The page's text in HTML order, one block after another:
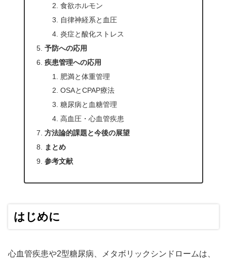
食欲ホルモン
自律神経系と血圧
炎症と酸化ストレス
予防への応用
疾患管理への応用
肥満と体重管理
OSAとCPAP療法
糖尿病と血糖管理
高血圧・心血管疾患
方法論的課題と今後の展望
まとめ
参考文献
はじめに
心血管疾患や2型糖尿病、メタボリックシンドロームは、